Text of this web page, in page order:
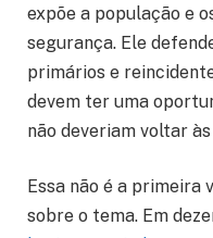
expõe a população e
segurança. Ele
primários e
devem ter uma
não deveriam voltar
Essa não é a primeira
sobre o tema. Em